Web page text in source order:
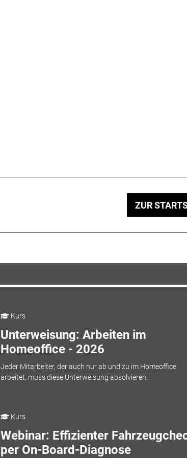
ZUR
Kurs
Unterweisung: Arbeiten im
Homeoffice - 2026
Jeder Mitarbeiter, der auch nur ab und zu im Homeoffice
arbeitet, muss diese Unterweisung absolvieren.
Kurs
Webinar: Effizienter
per On-Board-Diagnose